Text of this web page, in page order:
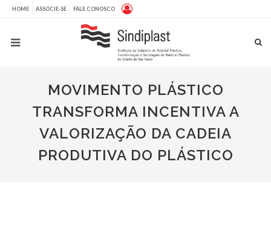
HOME ASSOCIE-SE FALE CONOSCO
MOVIMENTO PLÁSTICO
TRANSFORMA INCENTIVA A
VALORIZAÇÃO DA CADEIA
PRODUTIVA DO PLÁSTICO